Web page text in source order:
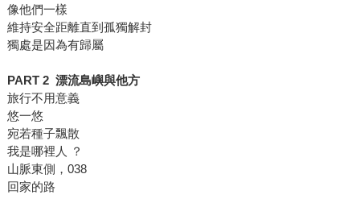
像他們一樣
維持安全距離直到孤獨解封
獨處是因為有歸屬
PART 2 漂流島嶼與他方
旅行不用意義
悠一悠
宛若種子飄散
我是哪裡人 ？
山脈東側，038
回家的路